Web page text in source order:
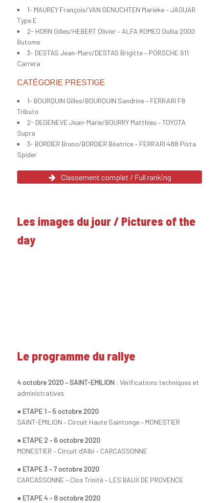
1- MAUREY François/VAN GENUCHTEN Marieke – JAGUAR
Type E
2- HORN Gilles/HEBERT Olivier – ALFA ROMEO Guilia 2000
Butome
3- DESTAS Jean-Marc/DESTAS Brigitte – PORSCHE 911
Carrera
CATÉGORIE PRESTIGE
1- BOURQUIN Gilles/BOURQUIN Sandrine – FERRARI F8
Tributo
2- DEGENEVE Jean-Marie/BOURRY Matthieu – TOYOTA
Supra
3- BORDIER Bruno/BORDIER Béatrice – FERRARI 488 Pista
Spider
Classement complet / Full ranking
Les images du jour / Pictures of the
day
Le programme du rallye
4 octobre 2020 – SAINT-EMILION : Vérifications techniques et
administratives
● ETAPE 1 – 5 octobre 2020
SAINT-EMILION – Circuit Haute Saintonge – MONESTIER
● ETAPE 2 – 6 octobre 2020
MONESTIER – Circuit d’Albi – CARCASSONNE
● ETAPE 3 – 7 octobre 2020
CARCASSONNE – Clos Trinité – LES BAUX DE PROVENCE
● ETAPE 4 – 8 octobre 2020